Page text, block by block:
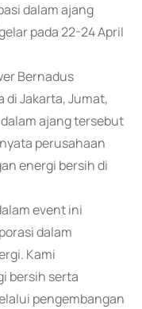
dalam ajang
pada 22-24 April
Bernadus
Jakarta, Jumat,
ajang tersebut
perusahaan
energi bersih di
event ini
dalam
Kami
bersih serta
pengembangan